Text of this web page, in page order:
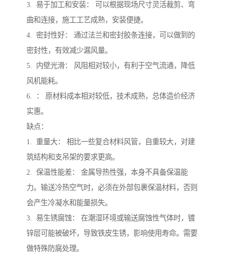
3. 易于加工和安装： 可以根据现场尺寸灵活裁剪、弯
曲和连接，施工工艺成熟，安装便捷。
4. 密封性好： 通过法兰和密封胶条连接，可以做到的
密封性，有效减少漏风量。
5. 内壁光滑： 风阻相对较小，有利于空气流通，降低
风机能耗。
6. ： 原材料成本相对较低，技术成熟，总体造价经济
实惠。
缺点：
1. 重量大： 相比一些复合材料风管，自重较大，对建
筑结构和支吊架的要求更高。
2. 保温性能差： 金属导热性强，本身不具备保温能
力。输送冷热空气时，必须在外部包裹保温材料，否则
会产生冷凝水和能量损失。
3. 易生锈腐蚀： 在潮湿环境或输送腐蚀性气体时，镀
锌层可能被破坏，导致铁皮生锈，影响使用寿命。需要
做特殊防腐处理。